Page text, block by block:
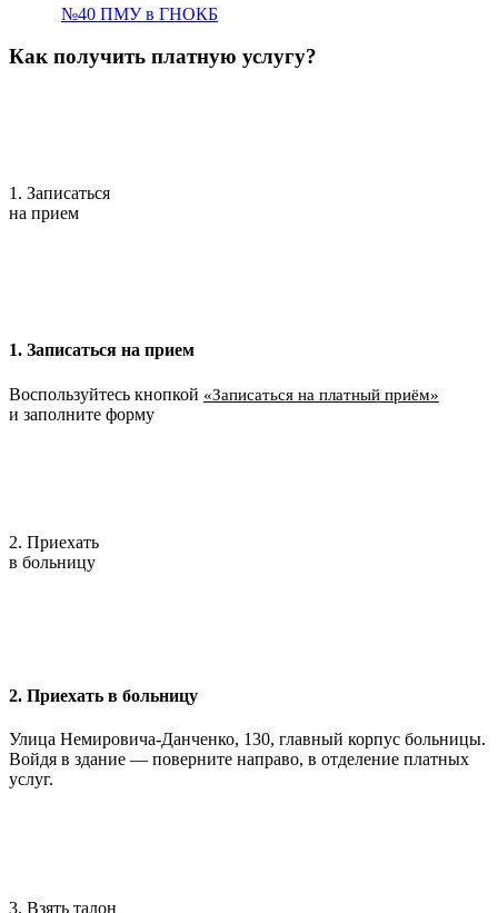
№40 ПМУ в ГНОКБ
Как получить платную услугу?
1. Записаться
на прием
1. Записаться на прием
Воспользуйтесь кнопкой «Записаться на платный приём»
и заполните форму
2. Приехать
в больницу
2. Приехать в больницу
Улица Немировича-Данченко, 130, главный корпус больницы.
Войдя в здание — поверните направо, в отделение платных
услуг.
3. Взять талон